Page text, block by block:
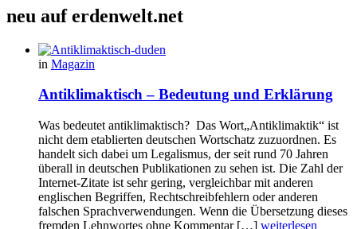
neu auf erdenwelt.net
in Magazin
Antiklimaktisch – Bedeutung und Erklärung
Was bedeutet antiklimaktisch? Das Wort„Antiklimaktik“ ist
nicht dem etablierten deutschen Wortschatz zuzuordnen. Es
handelt sich dabei um Legalismus, der seit rund 70 Jahren
überall in deutschen Publikationen zu sehen ist. Die Zahl der
Internet-Zitate ist sehr gering, vergleichbar mit anderen
englischen Begriffen, Rechtschreibfehlern oder anderen
falschen Sprachverwendungen. Wenn die Übersetzung dieses
fremden Lehnwortes ohne Kommentar […] weiterlesen